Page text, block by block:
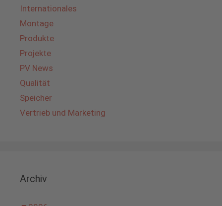
Internationales
Montage
Produkte
Projekte
PV News
Qualität
Speicher
Vertrieb und Marketing
Archiv